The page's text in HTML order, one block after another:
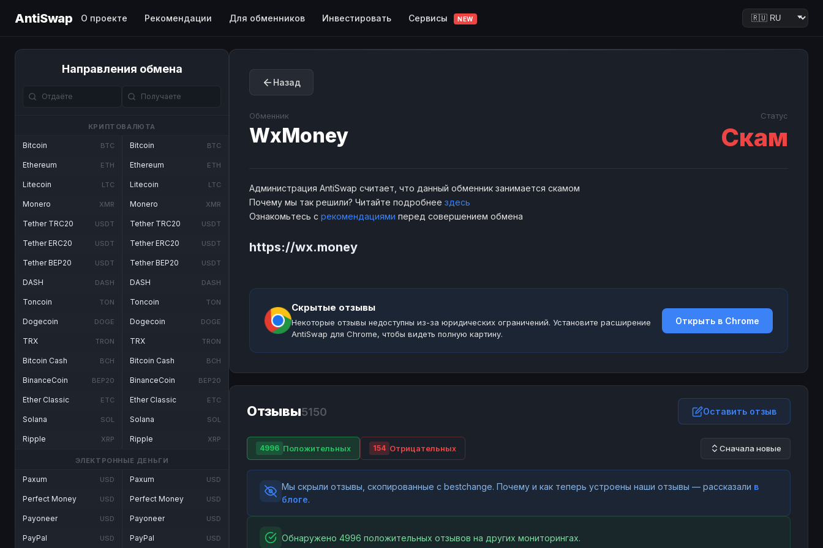
AntiSwap О проекте Рекомендации Для обменников Инвестировать Сервисы NEW
Направления обмена
КРИПТОВАЛЮТА
Bitcoin BTC
Ethereum ETH
Litecoin LTC
Monero XMR
Tether TRC20 USDT
Tether ERC20 USDT
Tether BEP20 USDT
DASH DASH
Toncoin TON
Dogecoin DOGE
TRX TRON
Bitcoin Cash BCH
BinanceCoin BEP20
Ether Classic ETC
Solana SOL
Ripple XRP
Bitcoin BTC
Ethereum ETH
Litecoin LTC
Monero XMR
Tether TRC20 USDT
Tether ERC20 USDT
Tether BEP20 USDT
DASH DASH
Toncoin TON
Dogecoin DOGE
TRX TRON
Bitcoin Cash BCH
BinanceCoin BEP20
Ether Classic ETC
Solana SOL
Ripple XRP
ЭЛЕКТРОННЫЕ ДЕНЬГИ
Paxum USD
Perfect Money USD
Payoneer USD
PayPal USD
Paxum USD
Perfect Money USD
Payoneer USD
PayPal USD
Назад
Обменник
WxMoney
Статус
Скам
Администрация AntiSwap считает, что данный обменник занимается скамом
Почему мы так решили? Читайте подробнее здесь
Ознакомьтесь с рекомендациями перед совершением обмена
https://wx.money
Скрытые отзывы
Некоторые отзывы недоступны из-за юридических ограничений. Установите расширение
AntiSwap для Chrome, чтобы видеть полную картину.
Открыть в Chrome
Отзывы5150 Оставить отзыв
4996 Положительных 154 Отрицательных Сначала новые
Мы скрыли отзывы, скопированные с bestchange. Почему и как теперь устроены наши отзывы — рассказали в
блоге.
Обнаружено 4996 положительных отзывов на других мониторингах.